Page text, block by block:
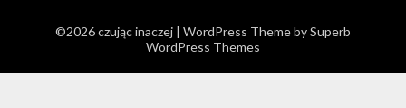
©2026 czując inaczej | WordPress Theme bySuperb
WordPress Themes